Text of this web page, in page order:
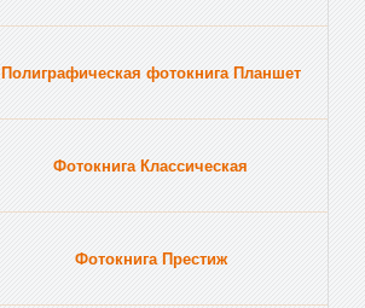
Полиграфическая фотокнига Планшет
Фотокнига Классическая
Фотокнига Престиж